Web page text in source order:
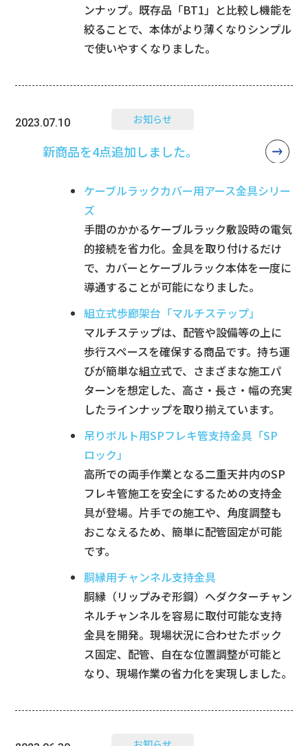
ンナップ。既存品「BT1」と比較し機能を
絞ることで、本体がより薄くなりシンプル
で使いやすくなりました。
2023.07.10 お知らせ
新商品を4点追加しました。
ケーブルラックカバー用アース金具シリー
ズ
手間のかかるケーブルラック敷設時の電気
的接続を省力化。金具を取り付けるだけ
で、カバーとケーブルラック本体を一度に
導通することが可能になりました。
組立式歩廊架台「マルチステップ」
マルチステップは、配管や設備等の上に
歩行スペースを確保する商品です。持ち運
びが簡単な組立式で、さまざまな施工パ
ターンを想定した、高さ・長さ・幅の充実
したラインナップを取り揃えています。
吊りボルト用SPフレキ管支持金具「SP
ロック」
高所での両⼿作業となる二重天井内のSP
フレキ管施工を安全にするための支持金
具が登場。片⼿での施工や、角度調整も
おこなえるため、簡単に配管固定が可能
です。
胴縁用チャンネル支持金具
胴縁（リップみぞ形鋼）へダクターチャン
ネルチャンネルを容易に取付可能な支持
金具を開発。現場状況に合わせたボック
ス固定、配管、自在な位置調整が可能と
なり、現場作業の省力化を実現しました。